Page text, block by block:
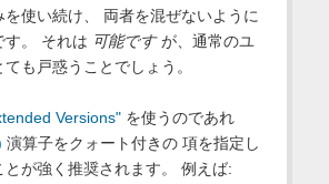
を使い続け、 両者を混ぜないように
す。 それは 可能ですが、通常のユ
ても戸惑うことでしょう。
Versions"を使うのであれ
演算子をクォート付きの 項を指定し
とが強く推奨されます。 例えば: